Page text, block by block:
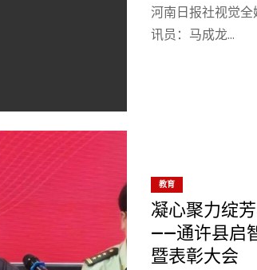
河南日报社视觉全
讯员：马成龙…
教育
凝心聚力绽
——通许县启
暨表彰大会